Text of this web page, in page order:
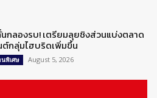
นกลองรบ! เตรียมลุยชิงส่วนแบ่งตลาด
กลุ่มไฮบริดเพิ่มขึ้น
นพิเศษ August 5, 2026